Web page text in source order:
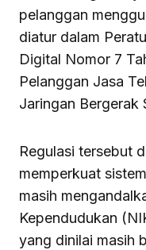
pelanggan
diatur dalam
Digital Nomor 7
Pelanggan Jasa
Jaringan Bergerak
Regulasi tersebut
memperkuat
masih
Kependudukan
yang dinilai masih